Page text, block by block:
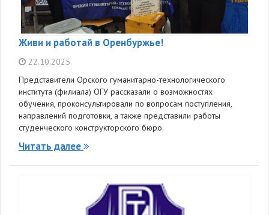
Живи и работай в Оренбуржье!
22.10.2025
Представители Орского гуманитарно-технологического
института (филиала) ОГУ рассказали о возможностях
обучения, проконсультировали по вопросам поступления,
направлений подготовки, а также представили работы
студенческого конструкторского бюро.
Читать далее